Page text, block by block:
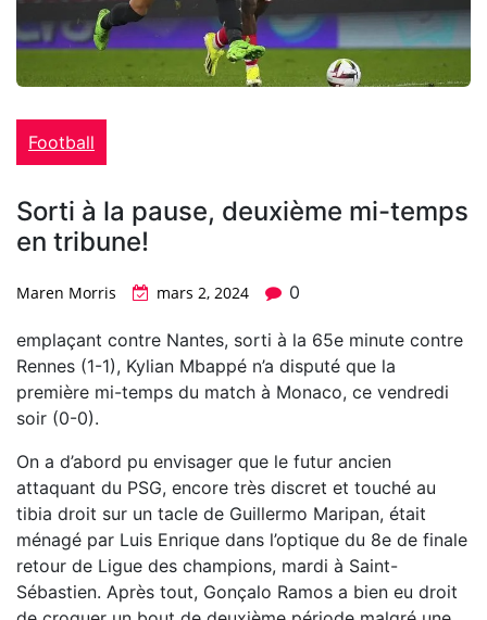
Football
Sorti à la pause, deuxième mi-temps
en tribune!
Maren Morris mars 2, 2024 0
emplaçant contre Nantes, sorti à la 65e minute contre
Rennes (1-1), Kylian Mbappé n’a disputé que la
première mi-temps du match à Monaco, ce vendredi
soir (0-0).
On a d’abord pu envisager que le futur ancien
attaquant du PSG, encore très discret et touché au
tibia droit sur un tacle de Guillermo Maripan, était
ménagé par Luis Enrique dans l’optique du 8e de finale
retour de Ligue des champions, mardi à Saint-
Sébastien. Après tout, Gonçalo Ramos a bien eu droit